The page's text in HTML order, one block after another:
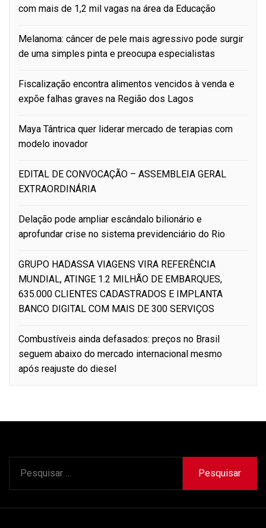
com mais de 1,2 mil vagas na área da Educação
Melanoma: câncer de pele mais agressivo pode surgir
de uma simples pinta e preocupa especialistas
Fiscalização encontra alimentos vencidos à venda e
expõe falhas graves na Região dos Lagos
Maya Tântrica quer liderar mercado de terapias com
modelo inovador
EDITAL DE CONVOCAÇÃO – ASSEMBLEIA GERAL
EXTRAORDINÁRIA
Delação pode ampliar escândalo bilionário e
aprofundar crise no sistema previdenciário do Rio
GRUPO HADASSA VIAGENS VIRA REFERÊNCIA
MUNDIAL, ATINGE 1.2 MILHÃO DE EMBARQUES,
635.000 CLIENTES CADASTRADOS E IMPLANTA
BANCO DIGITAL COM MAIS DE 300 SERVIÇOS
Combustíveis ainda defasados: preços no Brasil
seguem abaixo do mercado internacional mesmo
após reajuste do diesel
por: